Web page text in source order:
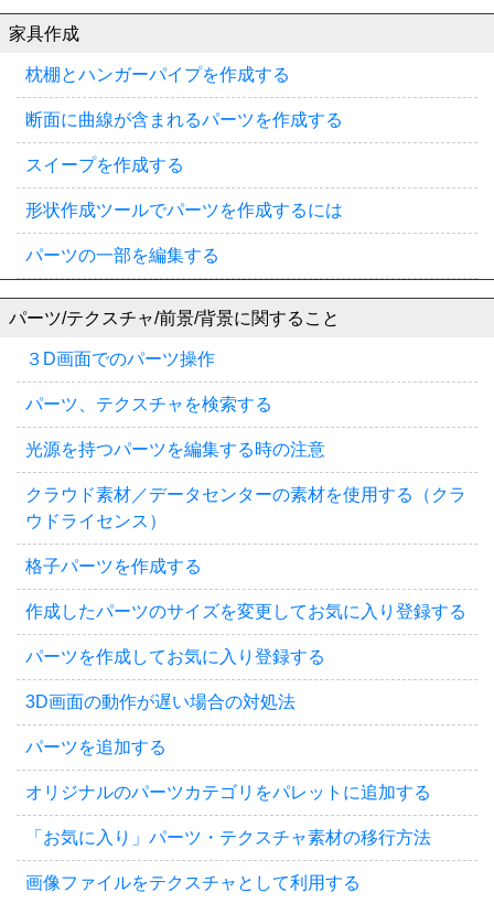
家具作成
枕棚とハンガーパイプを作成する
断面に曲線が含まれるパーツを作成する
スイープを作成する
形状作成ツールでパーツを作成するには
パーツの一部を編集する
パーツ/テクスチャ/前景/背景に関すること
３D画面でのパーツ操作
パーツ、テクスチャを検索する
光源を持つパーツを編集する時の注意
クラウド素材／データセンターの素材を使用する（クラ
ウドライセンス）
格子パーツを作成する
作成したパーツのサイズを変更してお気に入り登録する
パーツを作成してお気に入り登録する
3D画面の動作が遅い場合の対処法
パーツを追加する
オリジナルのパーツカテゴリをパレットに追加する
「お気に入り」パーツ・テクスチャ素材の移行方法
画像ファイルをテクスチャとして利用する